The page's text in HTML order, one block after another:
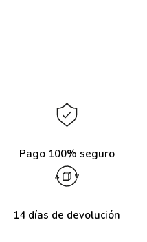
Pago 100% seguro
14 días de devolución